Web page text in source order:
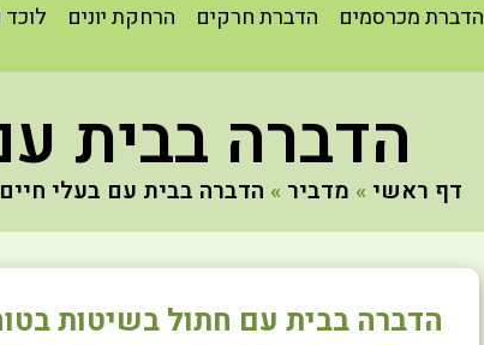
הדברת מכרסמים הדברת חרקים הרחקת יונים
הדברה בבית
דף ראשי » מדביר » הדברה בבית עם בעלי חיים
הדברה בבית עם חתול בשיטות